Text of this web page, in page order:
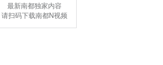
最新南都独家内容
请扫码下载南都N视频